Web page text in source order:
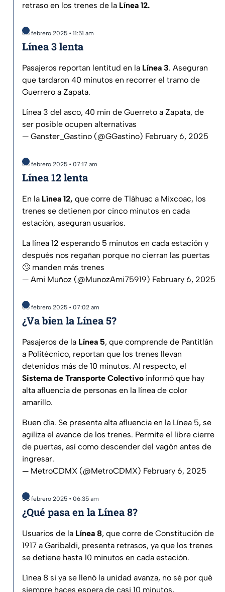
retraso en los trenes de la Línea 12.
06 febrero 2025 • 11:51 am
Línea 3 lenta
Pasajeros reportan lentitud en la Línea 3. Aseguran
que tardaron 40 minutos en recorrer el tramo de
Guerrero a Zapata.
Línea 3 del asco, 40 min de Guerreto a Zapata, de
ser posible ocupen alternativas
— Ganster_Gastino (@GGastino) February 6, 2025
06 febrero 2025 • 07:17 am
Línea 12 lenta
En la Línea 12, que corre de Tláhuac a Mixcoac, los
trenes se detienen por cinco minutos en cada
estación, aseguran usuarios.
La línea 12 esperando 5 minutos en cada estación y
después nos regañan porque no cierran las puertas
🙄 manden más trenes
— Ami Muñoz (@MunozAmi75919) February 6, 2025
06 febrero 2025 • 07:02 am
¿Va bien la Línea 5?
Pasajeros de la Línea 5, que comprende de Pantitlán
a Politécnico, reportan que los trenes llevan
detenidos más de 10 minutos. Al respecto, el
Sistema de Transporte Colectivo informó que hay
alta afluencia de personas en la línea de color
amarillo.
Buen día. Se presenta alta afluencia en la Línea 5, se
agiliza el avance de los trenes. Permite el libre cierre
de puertas, así como descender del vagón antes de
ingresar.
— MetroCDMX (@MetroCDMX) February 6, 2025
06 febrero 2025 • 06:35 am
¿Qué pasa en la Línea 8?
Usuarios de la Línea 8, que corre de Constitución de
1917 a Garibaldi, presenta retrasos, ya que los trenes
se detiene hasta 10 minutos en cada estación.
Línea 8 si ya se llenó la unidad avanza, no sé por qué
siempre haces espera de casi 10 minutos,